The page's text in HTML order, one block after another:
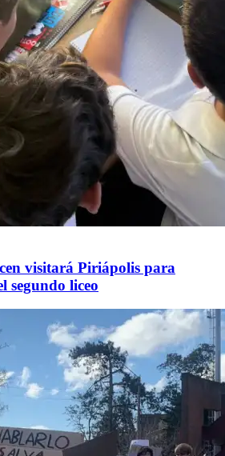
visitará Piriápolis para
segundo liceo